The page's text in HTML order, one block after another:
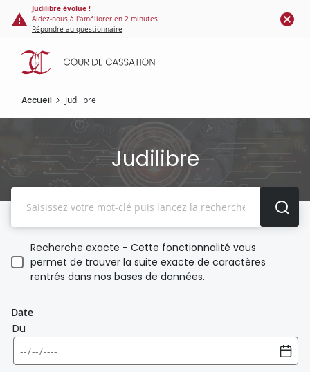
Panneau de gestion des cookies
contenu
principal
Judilibre évolue !
Aidez-nous à l'améliorer en 2 minutes
Répondre au questionnaire
Accueil Judilibre
Judilibre
Recherche exacte - Cette fonctionnalité vous
permet de trouver la suite exacte de caractères
rentrés dans nos bases de données.
Date
Du